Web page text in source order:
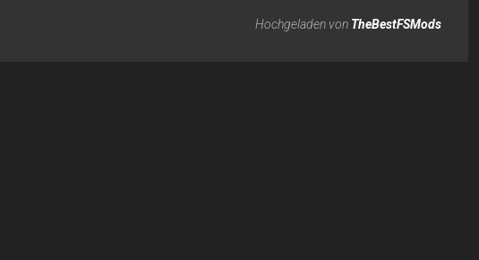
Hochgeladen von TheBestFSMods